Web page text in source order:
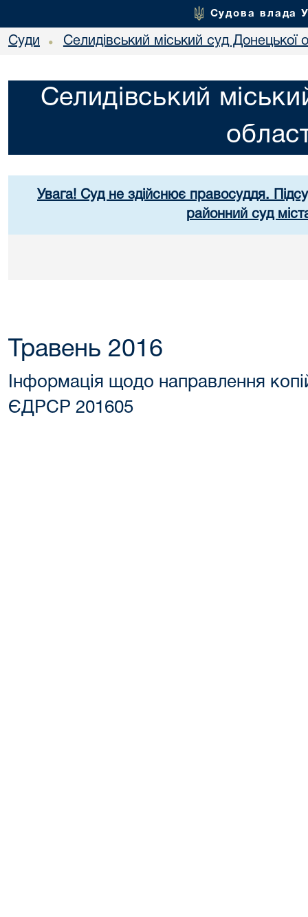
Судова влада
Суди • Селидівський міський суд Донецької
Селидівський
Увага! Суд не здійснює правосуддя.
районний суд
Травень 2016
Інформація щодо направлення
ЄДРСР 201605